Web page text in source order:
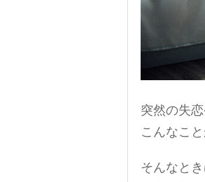
突然の失
こんなこ
そんなと